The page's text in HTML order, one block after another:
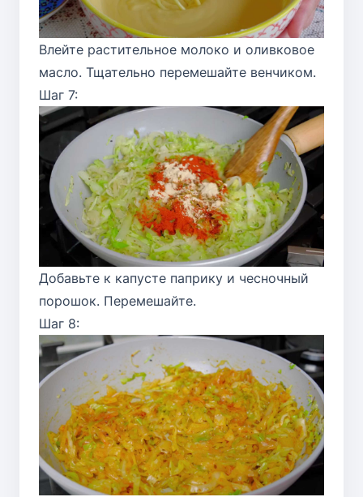
Влейте растительное молоко и оливковое
масло. Тщательно перемешайте венчиком.
Шаг 7:
Добавьте к капусте паприку и чесночный
порошок. Перемешайте.
Шаг 8: